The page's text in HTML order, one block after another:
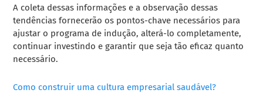
A coleta dessas informações e a observação dessas
tendências fornecerão os pontos-chave necessários para
ajustar o programa de indução, alterá-lo completamente,
continuar investindo e garantir que seja tão eficaz quanto
necessário.
Como construir uma cultura empresarial saudável?